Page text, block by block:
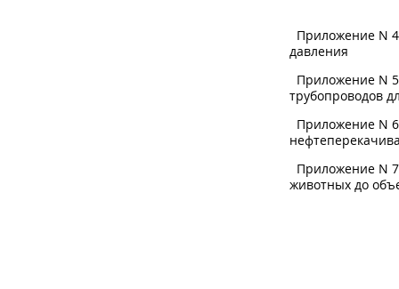
Приложение N
Приложение N
Приложение
Приложение N
животных до